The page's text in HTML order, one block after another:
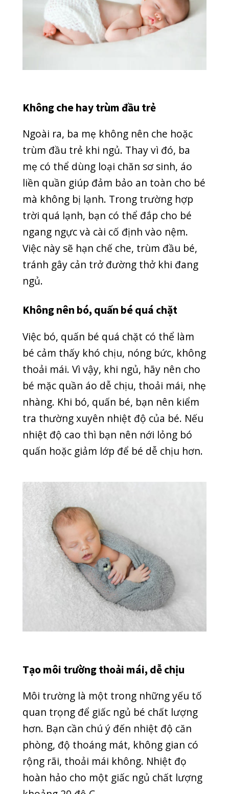
trời quá lạnh, bạn có thể đắp cho bé
ngang ngực và cài cố định vào nệm.
Việc này sẽ hạn chế che, trùm đầu bé,
tránh gây cản trở đường thở khi đang
Việc bó, quấn bé quá chặt có thể làm
thoải mái. Vì vậy, khi ngủ, hãy nên cho
bé mặc quần áo dễ chịu, thoải mái, nhẹ
nhàng. Khi bó, quấn bé, bạn nên kiểm
tra thường xuyên nhiệt độ của bé. Nếu
nhiệt độ cao thì bạn nên nới lỏng bó
quấn hoặc giảm lớp để bé dễ chịu hơn.
Tạo môi trường thoải mái, dễ chịu
Môi trường là một trong những yếu tố
quan trọng để giấc ngủ bé chất lượng
hơn. Bạn cần chú ý đến nhiệt độ căn
phòng, độ thoáng mát, không gian có
rộng rãi, thoải mái không. Nhiệt đọ
khoảng 20 độ C.
Sử dụng núm ti giả
Nhiều chuyên gia cho rằng sử dụng
núm ti giả dự phòng hội chứng chết
đột ngột ở trẻ. Nhưng nếu bé không
thích dùng núm ti giả thì bạn cũng
không cần ép bé dùng. Hãy đợi bé hình
thành thói quen bú mẹ tốt rồi cho bé
dùng núm ti giả. Thời gian hình thành
thói quen sẽ mất từ 3-4 tuần.
Sử dụng công nghệ hiện đại